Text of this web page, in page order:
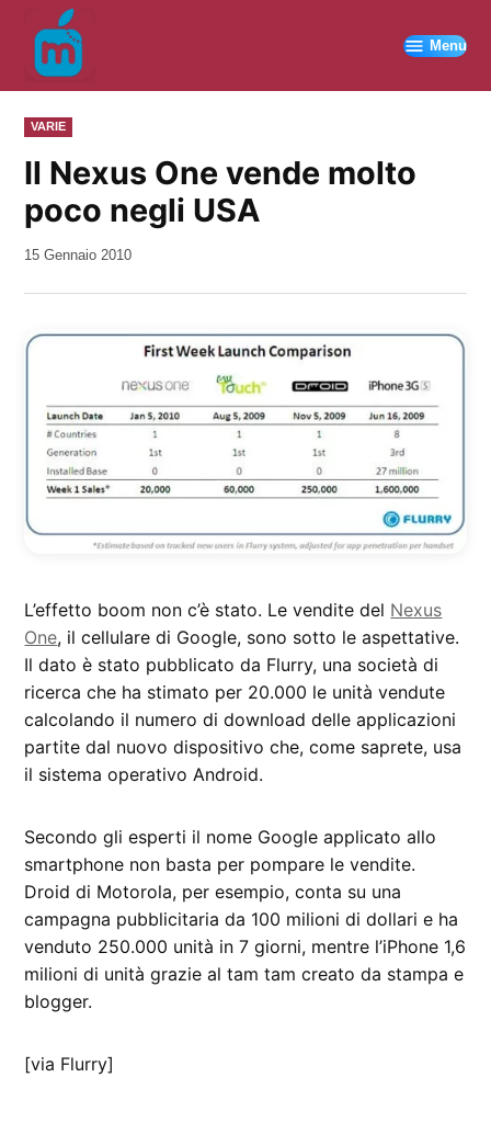
contenuto
Menu
PUBBLICATO
IN
VARIE
Il Nexus One vende molto
poco negli USA
da
15 Gennaio 2010
L’effetto boom non c’è stato. Le vendite del Nexus
One, il cellulare di Google, sono sotto le aspettative.
Il dato è stato pubblicato da Flurry, una società di
ricerca che ha stimato per 20.000 le unità vendute
calcolando il numero di download delle applicazioni
partite dal nuovo dispositivo che, come saprete, usa
il sistema operativo Android.
Secondo gli esperti il nome Google applicato allo
smartphone non basta per pompare le vendite.
Droid di Motorola, per esempio, conta su una
campagna pubblicitaria da 100 milioni di dollari e ha
venduto 250.000 unità in 7 giorni, mentre l’iPhone 1,6
milioni di unità grazie al tam tam creato da stampa e
blogger.
[via Flurry]